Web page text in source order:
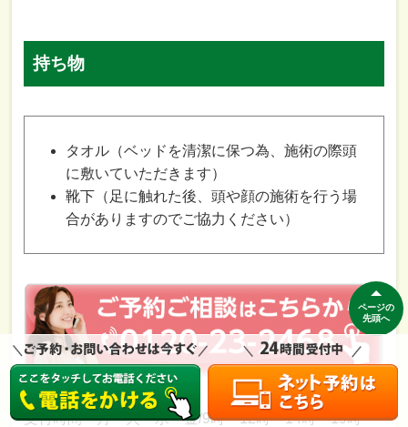
持ち物
タオル（ベッドを清潔に保つ為、施術の際頭
に敷いていただきます）
靴下（足に触れた後、頭や顔の施術を行う場
合がありますのでご協力ください）
受付時間 月・火・水・金/9時～12時 14時～19時
ページの
先頭へ